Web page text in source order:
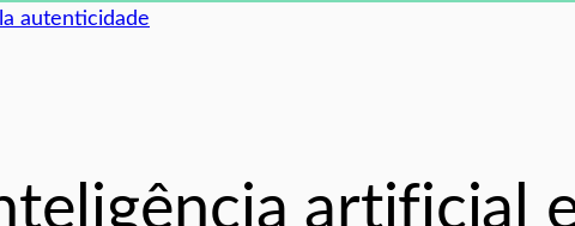
artificial